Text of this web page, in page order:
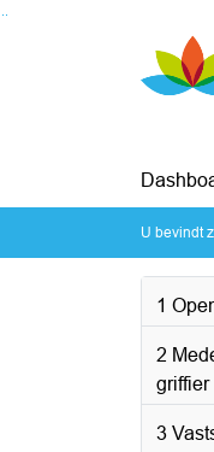
Ga naar de inhoud van
U bevindt
1
2
griffier
3